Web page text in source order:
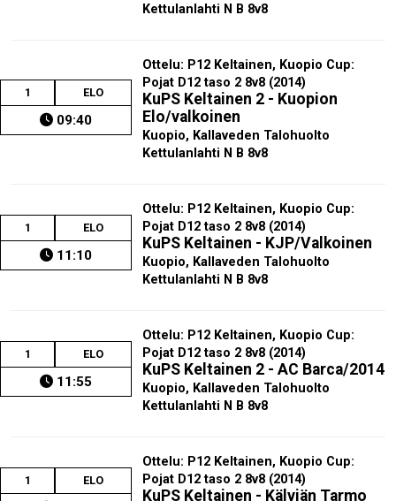
Kettulanlahti N B 8v8
1 ELO
09:40
Ottelu: P12 Keltainen, Kuopio Cup:
Pojat D12 taso 2 8v8 (2014)
KuPS Keltainen 2 - Kuopion
Elo/valkoinen
Kuopio, Kallaveden Talohuolto
Kettulanlahti N B 8v8
1 ELO
11:10
Ottelu: P12 Keltainen, Kuopio Cup:
Pojat D12 taso 2 8v8 (2014)
KuPS Keltainen - KJP/Valkoinen
Kuopio, Kallaveden Talohuolto
Kettulanlahti N B 8v8
1 ELO
11:55
Ottelu: P12 Keltainen, Kuopio Cup:
Pojat D12 taso 2 8v8 (2014)
KuPS Keltainen 2 - AC Barca/2014
Kuopio, Kallaveden Talohuolto
Kettulanlahti N B 8v8
1 ELO
Ottelu: P12 Keltainen, Kuopio Cup:
Pojat D12 taso 2 8v8 (2014)
KuPS Keltainen - Kälviän Tarmo